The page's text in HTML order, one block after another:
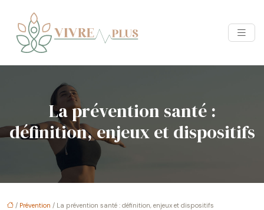
La prévention santé :
définition, enjeux et dispositifs
/ Prévention / La prévention santé : définition, enjeux et dispositifs